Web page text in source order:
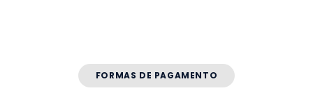
FORMAS DE PAGAMENTO